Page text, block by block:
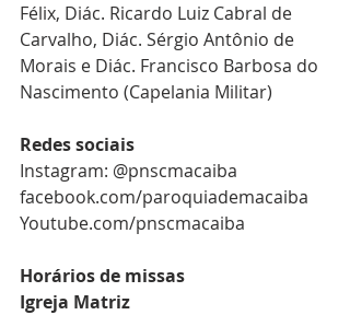
Félix, Diác. Ricardo Luiz Cabral de
Carvalho, Diác. Sérgio Antônio de
Morais e Diác. Francisco Barbosa do
Nascimento (Capelania Militar)
Redes sociais
Instagram: @pnscmacaiba
facebook.com/paroquiademacaiba
Youtube.com/pnscmacaiba
Horários de missas
Igreja Matriz